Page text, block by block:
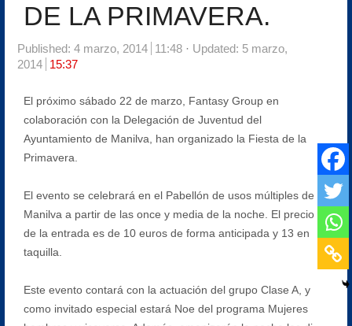
DE LA PRIMAVERA.
Published: 4 marzo, 2014 11:48
Updated: 5 marzo,
2014
15:37
El próximo sábado 22 de marzo, Fantasy Group en
colaboración con la Delegación de Juventud del
Ayuntamiento de Manilva, han organizado la Fiesta de la
Primavera.
El evento se celebrará en el Pabellón de usos múltiples de
Manilva a partir de las once y media de la noche. El precio
de la entrada es de 10 euros de forma anticipada y 13 en
taquilla.
Este evento contará con la actuación del grupo Clase A, y
como invitado especial estará Noe del programa Mujeres